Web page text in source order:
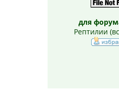
для
Рептилии